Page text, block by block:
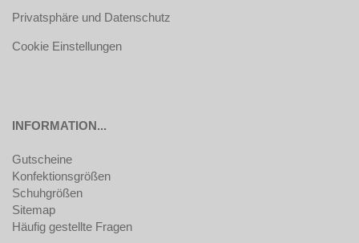
Privatsphäre und Datenschutz
Cookie Einstellungen
INFORMATION...
Gutscheine
Konfektionsgrößen
Schuhgrößen
Sitemap
Häufig gestellte Fragen